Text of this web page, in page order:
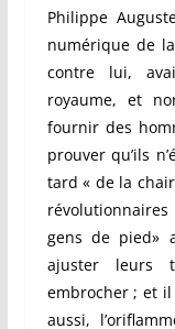
Philippe
numérique de
contre lui,
royaume, et
fournir des
prouver qu’ils
tard « de la
gens de pied»
ajuster leurs
embrocher ; et
aussi,